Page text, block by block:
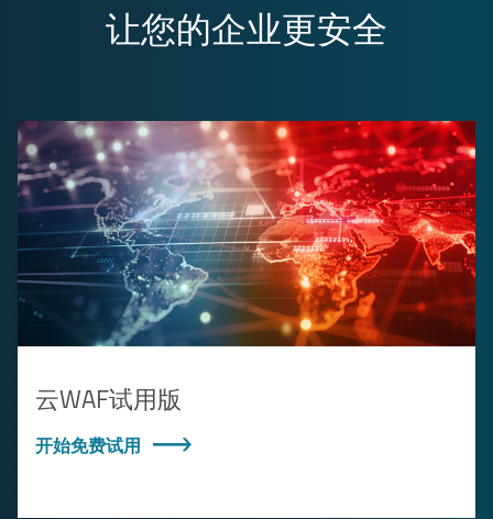
让您的企业更安全
云WAF试用版
开始免费试用